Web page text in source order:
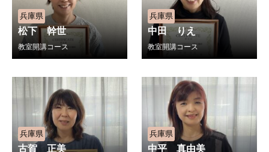
兵庫県
松下 幹世
教室開講コース
兵庫県
中田 りえ
教室開講コース
兵庫県
古賀 正美
兵庫県
中平 真由美